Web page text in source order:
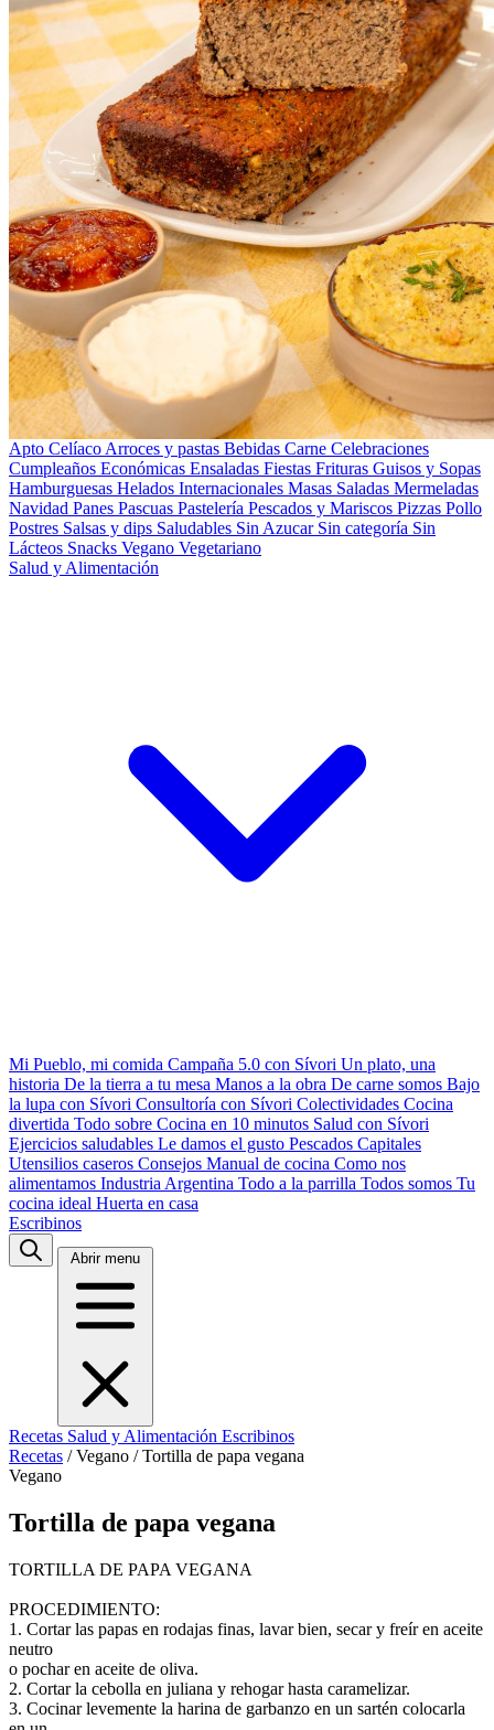
Apto Celíaco Arroces y pastas Bebidas Carne Celebraciones
Cumpleaños Económicas Ensaladas Fiestas Frituras Guisos y Sopas
Hamburguesas Helados Internacionales Masas Saladas Mermeladas
Navidad Panes Pascuas Pastelería Pescados y Mariscos Pizzas Pollo
Postres Salsas y dips Saludables Sin Azucar Sin categoría Sin
Lácteos Snacks Vegano Vegetariano
Salud y Alimentación
Mi Pueblo, mi comida Campaña 5.0 con Sívori Un plato, una
historia De la tierra a tu mesa Manos a la obra De carne somos Bajo
la lupa con Sívori Consultoría con Sívori Colectividades Cocina
divertida Todo sobre Cocina en 10 minutos Salud con Sívori
Ejercicios saludables Le damos el gusto Pescados Capitales
Utensilios caseros Consejos Manual de cocina Como nos
alimentamos Industria Argentina Todo a la parrilla Todos somos Tu
cocina ideal Huerta en casa
Escribinos
Abrir menu
Recetas Salud y Alimentación Escribinos
Recetas / Vegano / Tortilla de papa vegana
Vegano
Tortilla de papa vegana
TORTILLA DE PAPA VEGANA
PROCEDIMIENTO:
1. Cortar las papas en rodajas finas, lavar bien, secar y freír en aceite
neutro
o pochar en aceite de oliva.
2. Cortar la cebolla en juliana y rehogar hasta caramelizar.
3. Cocinar levemente la harina de garbanzo en un sartén colocarla